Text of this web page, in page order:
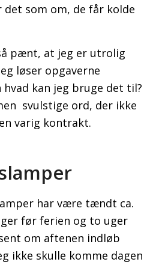
det som om, de får kolde
pænt, at jeg er utrolig
løser opgaverne
kan jeg bruge det til?
svulstige ord, der ikke
varig kontrakt.
har være tændt ca.
før ferien og to uger
om aftenen indløb
ikke skulle komme dagen